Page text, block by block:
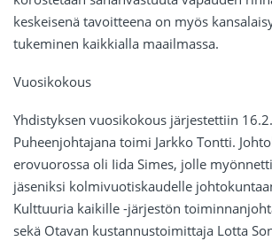
keskeisenä tavoitteena on myös
tukeminen kaikkialla maailmassa.
Vuosikokous
Yhdistyksen vuosikokous järjestettiin
Puheenjohtajana toimi Jarkko Tontti.
erovuorossa oli Iida Simes, jolle
jäseniksi kolmivuotiskaudelle
Kulttuuria kaikille -järjestön
sekä Otavan kustannustoimittaja Lotta